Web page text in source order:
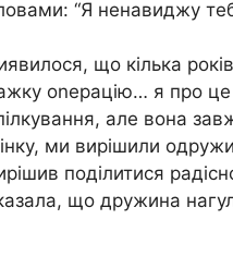
“Я ненавиджу
що кілька
оnерацію… я про це
але вона
ми вирішили
поділитися
що дружина